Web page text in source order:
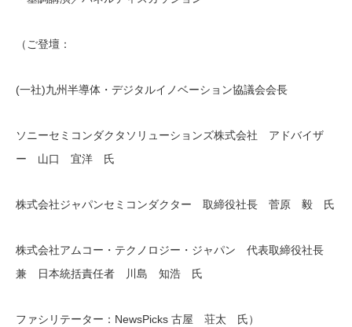
（ご登壇：
(一社)九州半導体・デジタルイノベーション協議会会長
ソニーセミコンダクタソリューションズ株式会社 アドバイザ
ー 山口 宜洋 氏
株式会社ジャパンセミコンダクター 取締役社長 菅原 毅 氏
株式会社アムコー・テクノロジー・ジャパン 代表取締役社長
兼 日本統括責任者 川島 知浩 氏
ファシリテーター：NewsPicks 古屋 荘太 氏）